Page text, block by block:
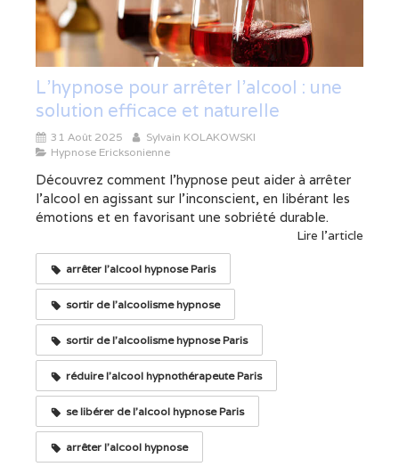
L’hypnose pour arrêter l’alcool : une
solution efficace et naturelle
31 Août 2025
Sylvain KOLAKOWSKI
Hypnose Ericksonienne
Découvrez comment l’hypnose peut aider à arrêter
l’alcool en agissant sur l’inconscient, en libérant les
émotions et en favorisant une sobriété durable.
Lire l'article
arrêter l'alcool hypnose Paris
sortir de l'alcoolisme hypnose
sortir de l'alcoolisme hypnose Paris
réduire l'alcool hypnothérapeute Paris
se libérer de l'alcool hypnose Paris
arrêter l'alcool hypnose